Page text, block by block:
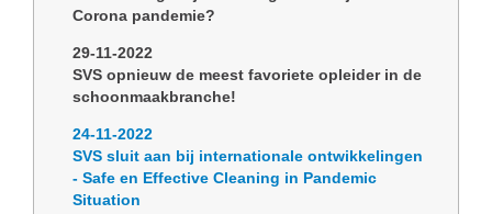
Corona pandemie?
29-11-2022
SVS opnieuw de meest favoriete opleider in de
schoonmaakbranche!
24-11-2022
SVS sluit aan bij internationale ontwikkelingen
- Safe en Effective Cleaning in Pandemic
Situation